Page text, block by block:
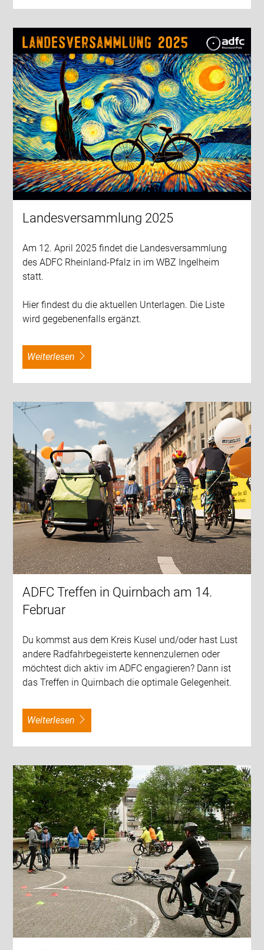
Landesversammlung 2025
Am 12. April 2025 findet die Landesversammlung
des ADFC Rheinland-Pfalz in im WBZ Ingelheim
statt.
Hier findest du die aktuellen Unterlagen. Die Liste
wird gegebenenfalls ergänzt.
weiterlesen
ADFC Treffen in Quirnbach am 14.
Februar
Du kommst aus dem Kreis Kusel und/oder hast Lust
andere Radfahrbegeisterte kennenzulernen oder
möchtest dich aktiv im ADFC engagieren? Dann ist
das Treffen in Quirnbach die optimale Gelegenheit.
weiterlesen